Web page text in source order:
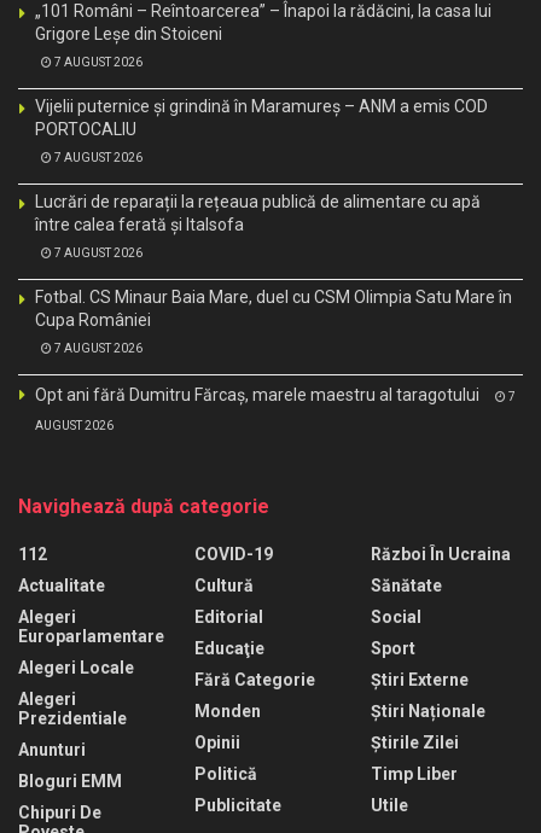
„101 Români – Reîntoarcerea” – Înapoi la rădăcini, la casa lui
Grigore Leșe din Stoiceni
7 AUGUST 2026
Vijelii puternice și grindină în Maramureș – ANM a emis COD
PORTOCALIU
7 AUGUST 2026
Lucrări de reparații la rețeaua publică de alimentare cu apă
între calea ferată și Italsofa
7 AUGUST 2026
Fotbal. CS Minaur Baia Mare, duel cu CSM Olimpia Satu Mare în
Cupa României
7 AUGUST 2026
Opt ani fără Dumitru Fărcaș, marele maestru al taragotului 7
AUGUST 2026
Navighează după categorie
112
Actualitate
Alegeri
Europarlamentare
Alegeri Locale
Alegeri
Prezidentiale
Anunturi
Bloguri EMM
Chipuri De
COVID-19
Cultură
Editorial
Educaţie
Fără Categorie
Monden
Opinii
Politică
Publicitate
Război În Ucraina
Sănătate
Social
Sport
Știri Externe
Știri Naționale
Știrile Zilei
Timp Liber
Utile